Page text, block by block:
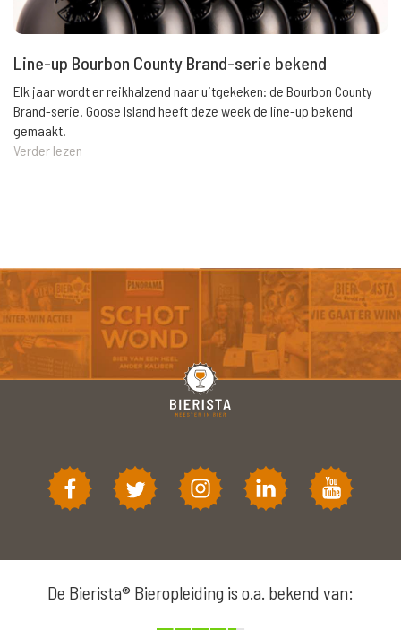
Line-up Bourbon County Brand-serie bekend
Elk jaar wordt er reikhalzend naar uitgekeken: de Bourbon County
Brand-serie. Goose Island heeft deze week de line-up bekend
gemaakt.
Verder lezen
De Bierista® Bieropleiding is o.a. bekend van: